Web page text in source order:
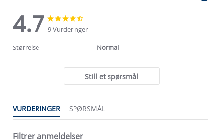
4.7
4.7
star
rating
star
9 Vurderinger
Størrelse Normal
Still et spørsmål
VURDERINGER SPØRSMÅL
Filtrer anmeldelser